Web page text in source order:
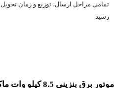
تمامی مراحل ارسال، توزیع و زمان تحویل
رسید
موتور برق بنزینی 8.5 کیلو وات ماکیتا مدل MK12900DXEW